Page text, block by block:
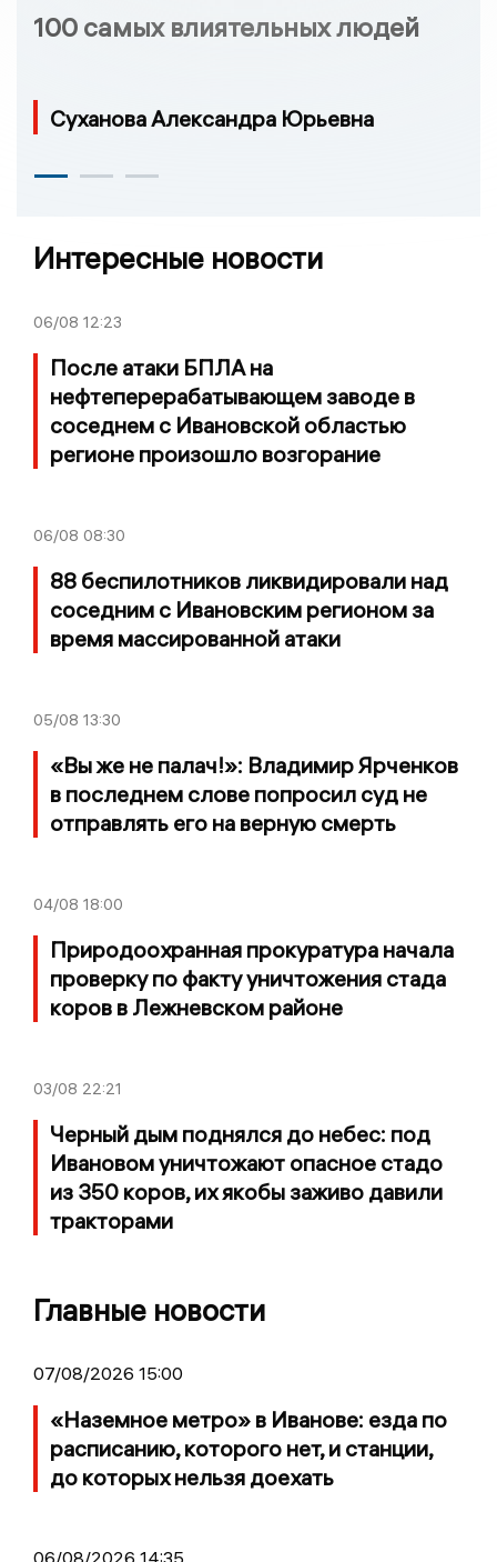
100 самых влиятельных людей
Суханова Александра Юрьевна
Интересные новости
06/08 12:23
После атаки БПЛА на
нефтеперерабатывающем заводе в
соседнем с Ивановской областью
регионе произошло возгорание
06/08 08:30
88 беспилотников ликвидировали над
соседним с Ивановским регионом за
время массированной атаки
05/08 13:30
«Вы же не палач!»: Владимир Ярченков
в последнем слове попросил суд не
отправлять его на верную смерть
04/08 18:00
Природоохранная прокуратура начала
проверку по факту уничтожения стада
коров в Лежневском районе
03/08 22:21
Черный дым поднялся до небес: под
Ивановом уничтожают опасное стадо
из 350 коров, их якобы заживо давили
тракторами
Главные новости
07/08/2026 15:00
«Наземное метро» в Иванове: езда по
расписанию, которого нет, и станции,
до которых нельзя доехать
06/08/2026 14:35